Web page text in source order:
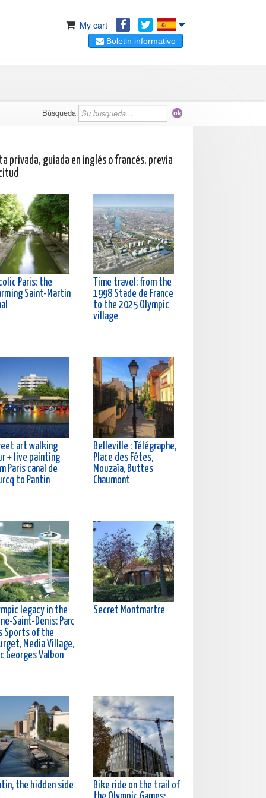
My cart
Boletin informativo
Búsqueda
privada, guiada en inglés o francés, previa
Paris: the
Saint-Martin
Time travel: from the
1998 Stade de France
to the 2025 Olympic
village
art walking
+ live painting
Paris canal de
to Pantin
Belleville : Télégraphe,
Place des Fêtes,
Mouzaïa, Buttes
Chaumont
legacy in the
Saint-Denis: Parc
Sports of the
Media Village,
Georges Valbon
Secret Montmartre
the hidden side
Bike ride on the trail of